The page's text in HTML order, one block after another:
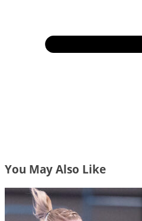
You May Also Like